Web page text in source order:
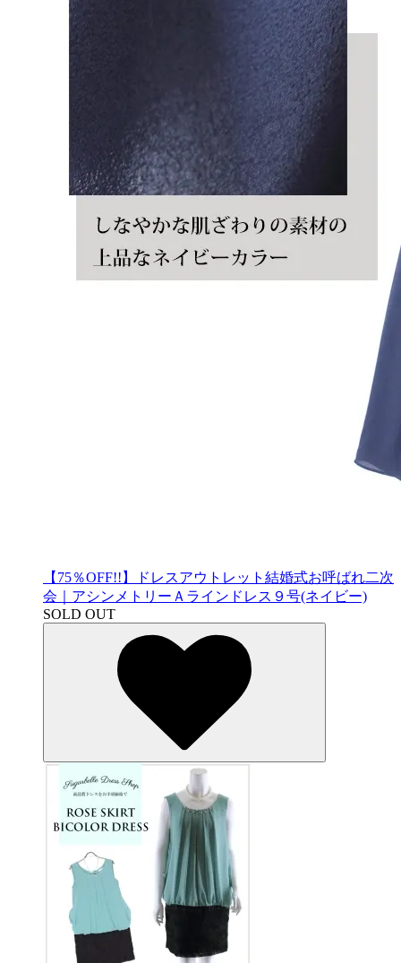
【75％OFF!!】ドレスアウトレット結婚式お呼ばれ二次
会｜アシンメトリーＡラインドレス９号(ネイビー)
SOLD OUT